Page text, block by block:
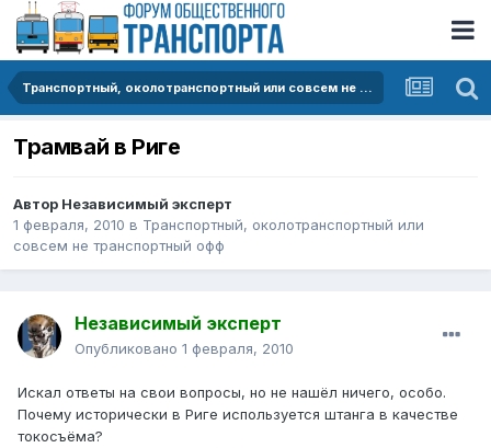
Транспортный, околотранспортный или совсем не транспортный офф
Трамвай в Риге
Автор Независимый эксперт
1 февраля, 2010 в Транспортный, околотранспортный или
совсем не транспортный офф
Независимый эксперт
Опубликовано 1 февраля, 2010
Искал ответы на свои вопросы, но не нашёл ничего, особо.
Почему исторически в Риге используется штанга в качестве
токосъёма?